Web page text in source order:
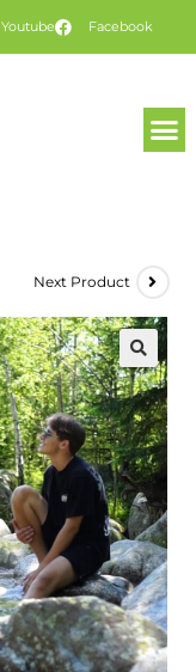
Youtube Facebook
Next Product